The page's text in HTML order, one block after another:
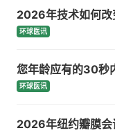
2026年技术如何改
环球医讯
您年龄应有的30秒
环球医讯
2026年纽约瓣膜会